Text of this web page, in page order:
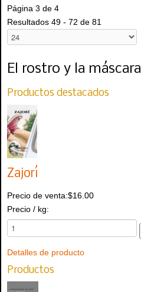
Página 3 de 4
Resultados 49 - 72 de 81
El rostro y la máscara
Productos destacados
Zajorí
Precio de venta:$16.00
Precio / kg:
Detalles de producto
Productos